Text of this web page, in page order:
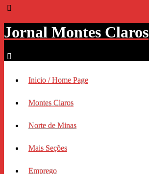
Jornal Montes Claros
Inicio / Home Page
Montes Claros
Norte de Minas
Mais Seções
Emprego